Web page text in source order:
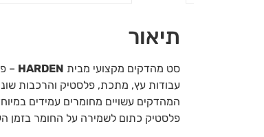
תיאור
סט מהדקים מקצועי מבית HARDEN
–
עבודות עץ, מתכת, פלסטיק והרכבות
המהדקים עשויים מחומרים עמידים
פלסטיק כתום לשמירה על החומר בזמן